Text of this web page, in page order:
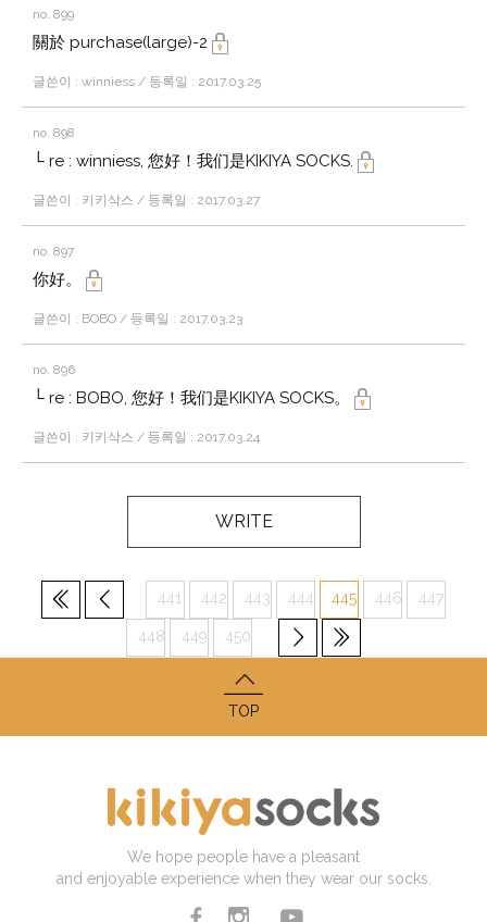
no. 899
關於 purchase(large)-2
글쓴이 : winniess / 등록일 : 2017.03.25
no. 898
└ re : winniess, 您好！我们是KIKIYA SOCKS.
글쓴이 : 키키삭스 / 등록일 : 2017.03.27
no. 897
你好。
글쓴이 : BOBO / 등록일 : 2017.03.23
no. 896
└ re : BOBO, 您好！我们是KIKIYA SOCKS。
글쓴이 : 키키삭스 / 등록일 : 2017.03.24
WRITE
441 442 443 444 445 446 447
448 449 450
We hope people have a pleasant
and enjoyable experience when they wear our socks.
TOP